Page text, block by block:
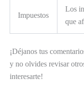
Impuestos
Los
que
¡Déjanos tus
y no olvides revisar
interesarte!